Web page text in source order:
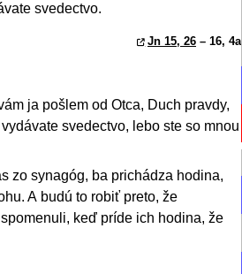
svedectvo.
Jn 15, 26 – 16, 4a
ja pošlem od Otca, Duch pravdy,
svedectvo, lebo ste so mnou
zo synagóg, ba prichádza hodina,
A budú to robiť preto, že
keď príde ich hodina, že